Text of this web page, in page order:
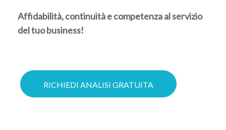
Affidabilità, continuità e competenza al servizio
del tuo business!
RICHIEDI ANALISI GRATUITA